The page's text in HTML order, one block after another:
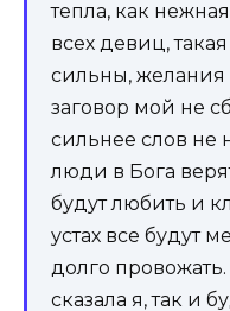
тепла, как
всех девиц,
сильны,
заговор мой не
сильнее слов не
люди в Бога
будут любить и
устах все будут
долго
сказала я, так и